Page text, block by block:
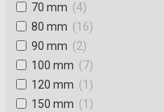
70 mm (4)
80 mm (16)
90 mm (2)
100 mm (7)
120 mm (1)
150 mm (1)